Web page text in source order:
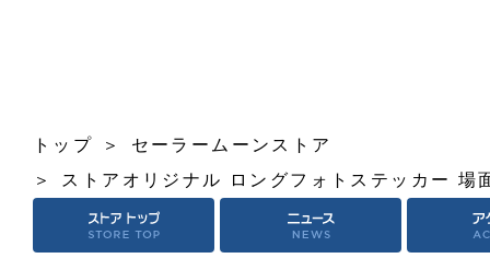
トップ
セーラームーンストア
ストアオリジナル ロングフォトステッカー 場